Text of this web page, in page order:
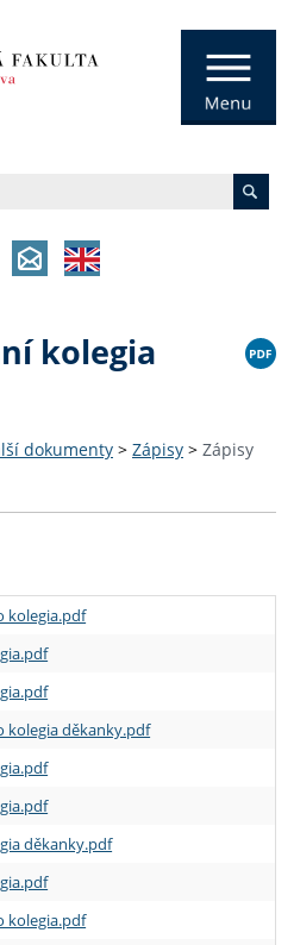
kolegia
dokumenty > Zápisy > Zápisy
kolegia.pdf
kolegia děkanky.pdf
děkanky.pdf
kolegia.pdf